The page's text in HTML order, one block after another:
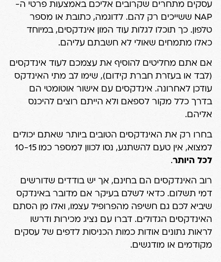
עסקים מתחרים שקרובים אליכם באמצעות פרטי ה-
NAP ששייכים רק להם. לדוגמה, כתובת או מספר
טלפון. כך תוכלו לגלות עוד המון אינדקסים, במיוחד
כאלו מתמחים שאולי לא חשבתם עליהם.
אם אתם מחליטים להוסיף את עצמכם לעוד אינדקסים
(לבד או בעזרת חברת קידום), שימו לב מתי האינדקס
עודכן לאחרונה. אינדקסים עם אישור אוטומטי הם
בדרך כלל מקור לספאם ולא הייתם רוצים להיכנס
אליהם.
בחרו רק את האינדקסים הטובים ביותר שאתם יכולים
למצוא, אין טעם להשתגע, נסו לכוון למספר כמו 10-15
לכל היותר.
רוב האינדקסים הם בחינם, אך יש בודדים שדורשים
דמי תשלום. כדאי לשלם בעיקר אם מדובר באינדקס
שיביא לכם גם חשיפה מהפרופיל עצמו, ואלו מן הסתם
האינדקסים הגדולים. דברו עם נציג מכירות ודרשו
לראות נתונים אודות כמות הכניסות לדפים של עסקים
מקודמים או מודגשים.